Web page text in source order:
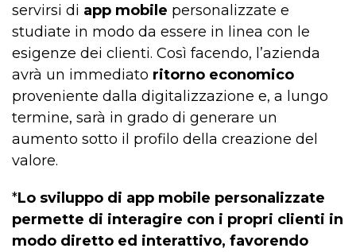
servirsi di app mobile personalizzate e
studiate in modo da essere in linea con le
esigenze dei clienti. Così facendo, l’azienda
avrà un immediato ritorno economico
proveniente dalla digitalizzazione e, a lungo
termine, sarà in grado di generare un
aumento sotto il profilo della creazione del
valore.
*Lo sviluppo di app mobile personalizzate
permette di interagire con i propri clienti in
modo diretto ed interattivo, favorendo